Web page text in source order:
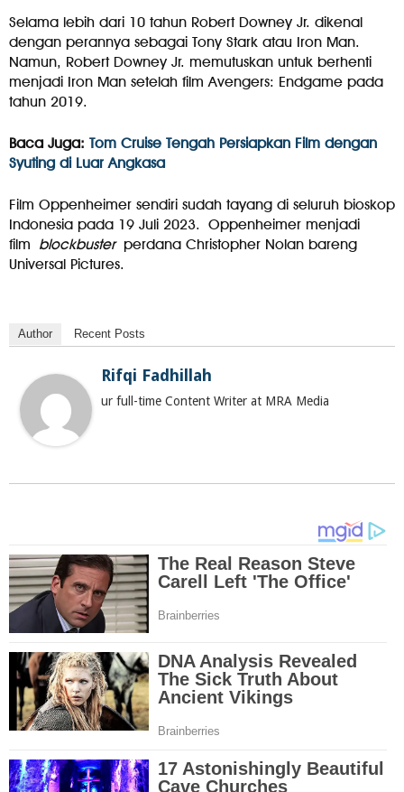
Selama lebih dari 10 tahun Robert Downey Jr. dikenal
dengan perannya sebagai Tony Stark atau Iron Man.
Namun, Robert Downey Jr. memutuskan untuk berhenti
menjadi Iron Man setelah film Avengers: Endgame pada
tahun 2019.
Baca Juga: Tom Cruise Tengah Persiapkan Film dengan
Syuting di Luar Angkasa
Film Oppenheimer sendiri sudah tayang di seluruh bioskop
Indonesia pada 19 Juli 2023. Oppenheimer menjadi
film blockbusterperdana Christopher Nolan bareng
Universal Pictures.
Author Recent Posts
Rifqi Fadhillah
ur full-time Content Writer at MRA Media